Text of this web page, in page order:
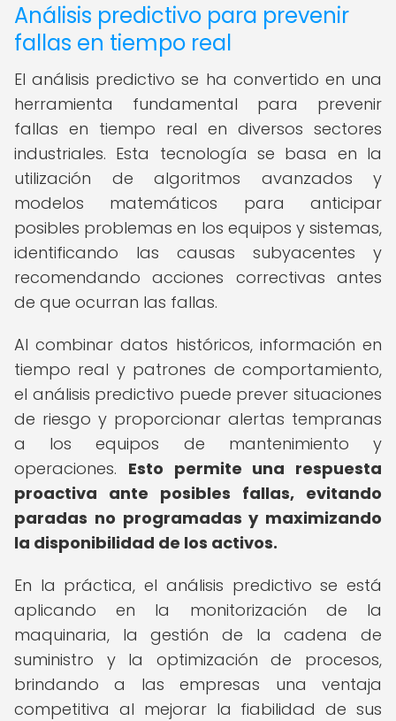
Análisis predictivo para prevenir
fallas en tiempo real
El análisis predictivo se ha convertido en una
herramienta fundamental para prevenir
fallas en tiempo real en diversos sectores
industriales. Esta tecnología se basa en la
utilización de algoritmos avanzados y
modelos matemáticos para anticipar
posibles problemas en los equipos y sistemas,
identificando las causas subyacentes y
recomendando acciones correctivas antes
de que ocurran las fallas.
Al combinar datos históricos, información en
tiempo real y patrones de comportamiento,
el análisis predictivo puede prever situaciones
de riesgo y proporcionar alertas tempranas
a los equipos de mantenimiento y
operaciones. Esto permite una respuesta
proactiva ante posibles fallas, evitando
paradas no programadas y maximizando
la disponibilidad de los activos.
En la práctica, el análisis predictivo se está
aplicando en la monitorización de la
maquinaria, la gestión de la cadena de
suministro y la optimización de procesos,
brindando a las empresas una ventaja
competitiva al mejorar la fiabilidad de sus